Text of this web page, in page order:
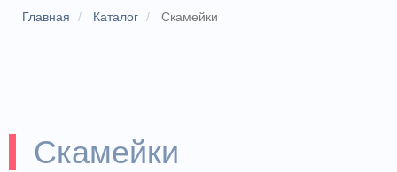
Главная Каталог Скамейки
Скамейки